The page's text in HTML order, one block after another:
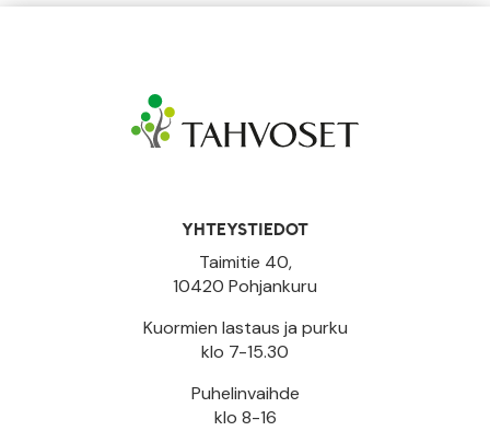
YHTEYSTIEDOT
Taimitie 40,
10420 Pohjankuru
Kuormien lastaus ja purku
klo 7-15.30
Puhelinvaihde
klo 8-16